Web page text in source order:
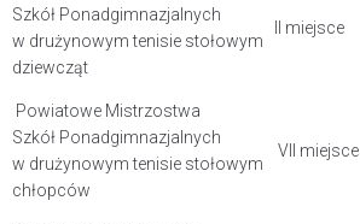
Szkół Ponadgimnazjalnych
w drużynowym tenisie stołowym
dziewcząt
II miejsce
Powiatowe Mistrzostwa
Szkół Ponadgimnazjalnych
w drużynowym tenisie stołowym
chłopców
VII miejsce